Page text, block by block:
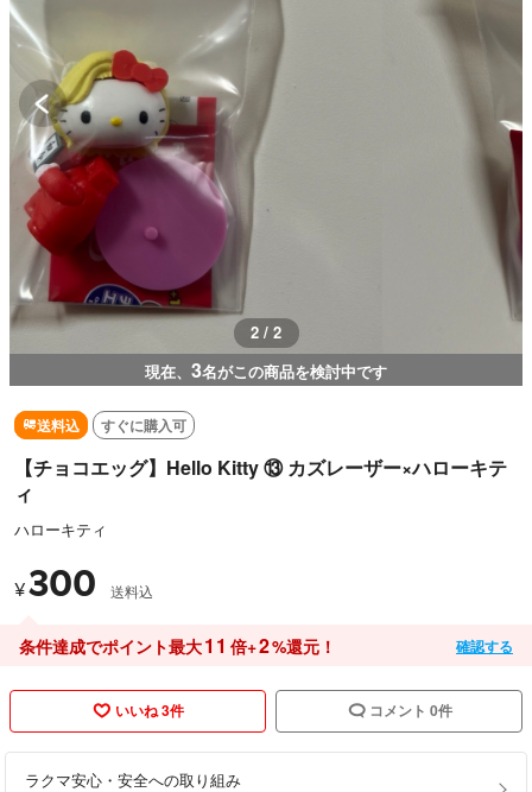
2 / 2
現在、 3名がこの商品を検討中です
送料込 すぐに購入可
【チョコエッグ】Hello Kitty ⑬ カズレーザー‪×ハローキテ
ィ
ハローキティ
¥300 送料込
条件達成でポイント最大11 倍+2%還元！ 確認する
いいね 3件 コメント 0件
ラクマ安心・安全への取り組み